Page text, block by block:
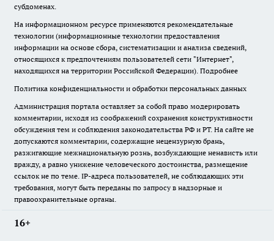
субдоменах.
На информационном ресурсе применяются рекомендательные
технологии (информационные технологии предоставления
информации на основе сбора, систематизации и анализа сведений,
относящихся к предпочтениям пользователей сети "Интернет",
находящихся на территории Российской Федерации). Подробнее
Политика конфиденциальности и обработки персональных данных
Администрация портала оставляет за собой право модерировать
комментарии, исходя из соображений сохранения конструктивности
обсуждения тем и соблюдения законодательства РФ и РТ. На сайте не
допускаются комментарии, содержащие нецензурную брань,
разжигающие межнациональную рознь, возбуждающие ненависть или
вражду, а равно унижение человеческого достоинства, размещение
ссылок не по теме. IP-адреса пользователей, не соблюдающих эти
требования, могут быть переданы по запросу в надзорные и
правоохранительные органы.
16+